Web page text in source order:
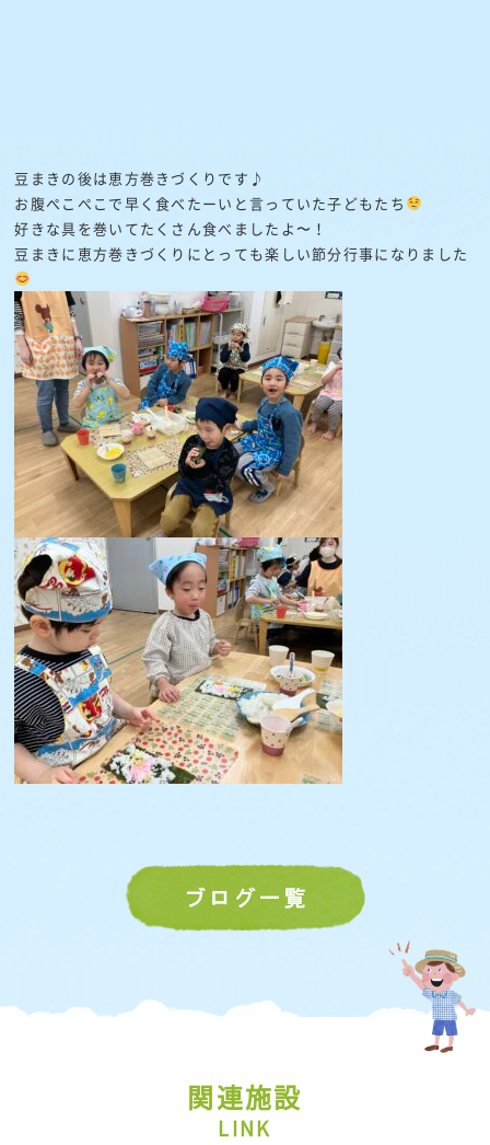
豆まきの後は恵方巻きづくりです♪
お腹ぺこぺこで早く食べたーいと言っていた子どもたち
好きな具を巻いてたくさん食べましたよ〜！
豆まきに恵方巻きづくりにとっても楽しい節分行事になりました
関連施設
LINK